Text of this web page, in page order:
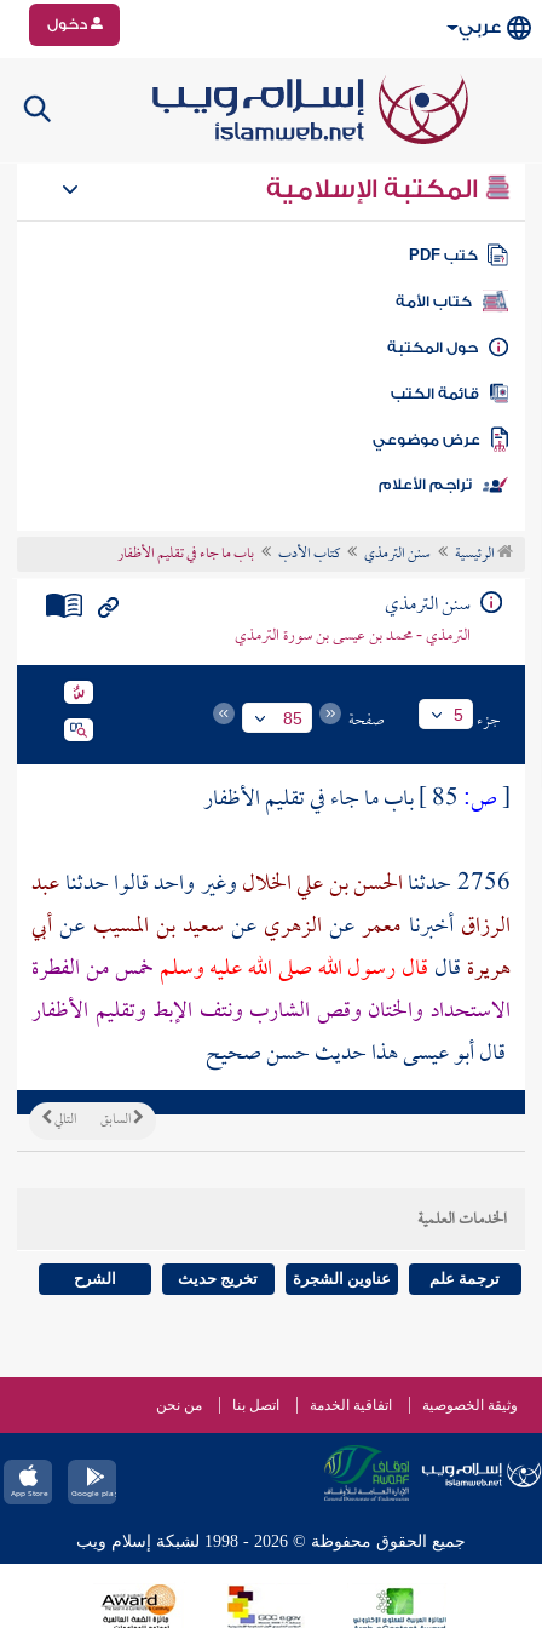
عربي دخول
المكتبة الإسلامية
كتب PDF
كتاب الأمة
المكتبة
الكتب
موضوعي
تراجم الأعلام
الرئيسية سنن الترمذي كتاب الأدب باب ما جاء في تقليم الأظفار
سنن الترمذي
الترمذي - محمد بن عيسى بن سورة الترمذي
جزء 5 صفحة 85
[ص:
باب ما جاء في تقليم الأظفار
2756 حدثنا
الحسن بن علي الخلالوغير واحد قالوا حدثناعبد
الرزاقأخبرنا معمرعنالزهريعنسعيد بن المسيب عنأبي
هريرةقالقال رسول الله صلى الله عليه وسلمخمس من الفطرة
الاستحداد والختان وقص الشارب ونتف الإبط وتقليم الأظفار
قال أبو عيسى هذا حديث حسن صحيح
التالي السابق
الخدمات العلمية
ترجمة علم عناوين الشجرة تخريج حديث الشرح
وثيقة الخصوصية اتفاقية الخدمة اتصل بنا من نحن
جميع الحقوق محفوظة © 2026 - 1998 لشبكة إسلام ويب